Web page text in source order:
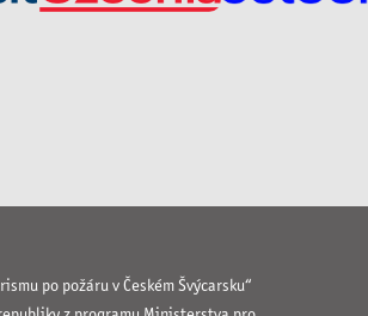
po požáru v Českém Švýcarsku“